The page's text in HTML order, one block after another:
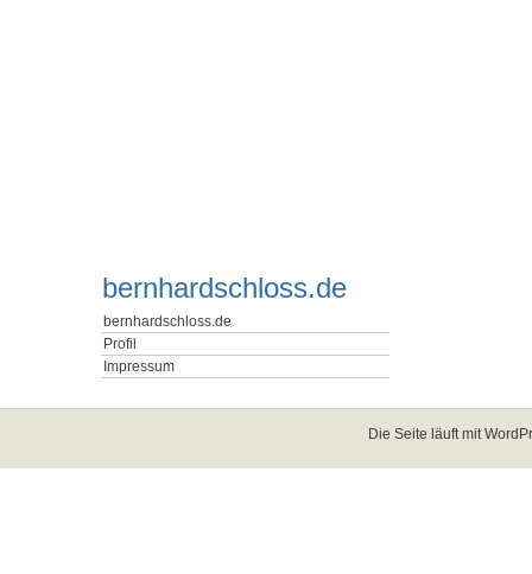
bernhardschloss.de
bernhardschloss.de
Profil
Impressum
Die Seite läuft mit